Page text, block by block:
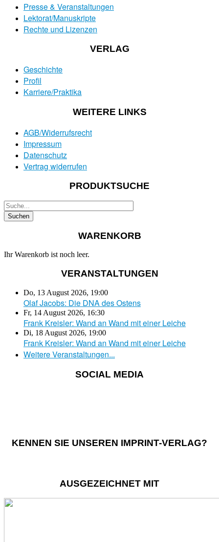
Presse & Veranstaltungen
Lektorat/Manuskripte
Rechte und Lizenzen
VERLAG
Geschichte
Profil
Karriere/Praktika
WEITERE LINKS
AGB/Widerrufsrecht
Impressum
Datenschutz
Vertrag widerrufen
PRODUKTSUCHE
WARENKORB
Ihr Warenkorb ist noch leer.
VERANSTALTUNGEN
Do, 13 August 2026, 19:00
Olaf Jacobs: Die DNA des Ostens
Fr, 14 August 2026, 16:30
Frank Kreisler: Wand an Wand mit einer Leiche
Di, 18 August 2026, 19:00
Frank Kreisler: Wand an Wand mit einer Leiche
Weitere Veranstaltungen...
SOCIAL MEDIA
KENNEN SIE UNSEREN IMPRINT-VERLAG?
AUSGEZEICHNET MIT